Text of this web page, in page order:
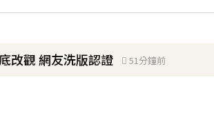
改觀 網友洗版認證 51分鐘前